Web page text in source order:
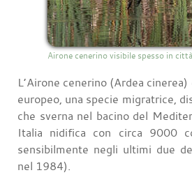
Airone cenerino visibile spesso in città
L’Airone cenerino (Ardea
europeo, una specie migratrice,
che sverna nel bacino del
Italia nidifica con circa 9000
sensibilmente negli ultimi due
nel 1984).